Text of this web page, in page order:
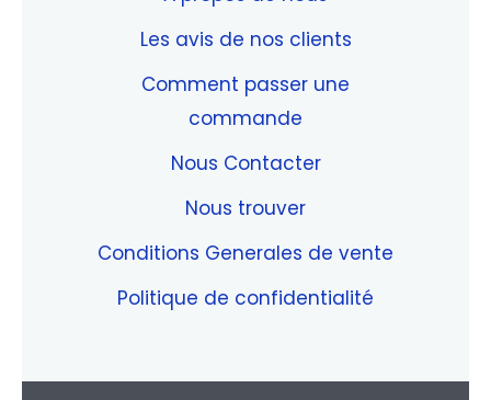
Les avis de nos clients
Comment passer une
commande
Nous Contacter
Nous trouver
Conditions Generales de vente
Politique de confidentialité